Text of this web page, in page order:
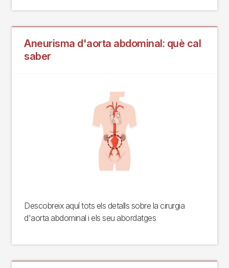
Aneurisma d'aorta abdominal: què cal
saber
Descobreix aquí tots els detalls sobre la cirurgia
d'aorta abdominal i els seu abordatges